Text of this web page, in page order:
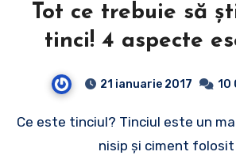
Tot ce trebuie să
tinci! 4 aspecte
21 ianuarie 2017 10
Ce este tinciul? Tinciul este un material pe bază de
nisip şi ciment